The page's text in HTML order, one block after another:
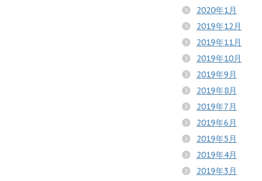
2020年1月
2019年12月
2019年11月
2019年10月
2019年9月
2019年8月
2019年7月
2019年6月
2019年5月
2019年4月
2019年3月